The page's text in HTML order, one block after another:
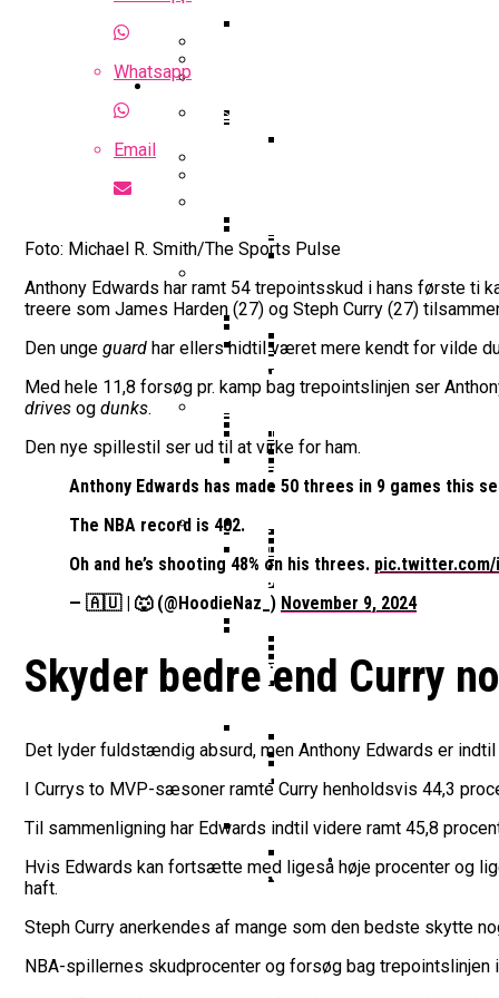
Podcast: Bakken Bears Jagter
Highlights: Finland – Danmark
Gustav Knudsen Efter Sejr Mod
Iffe Lundberg: “Det Er En
Video: August Møller Og Unicaja
College Er Slut: Frida
Bakken Bears-Stjerne
Bakken Bears Sender
Succesfuld Operation:
Dansk Landstræner
FIBA Giver Danmark
Her Er Den Georgiske
Gustav Knudsen Og
Bakkens Supertalent
Vildt Comeback Og
Bakken Bears Skuffer
Bakken Bears Åbner
Champions League
Noah Nørgaard Og
EuroCup
Danske Tobias
Danske Tobias
Interview Med Allan Foss:
Emilie Hesseldal Stopper
Torsdag Jagter Noah
Wembanyamas EM-
Danmarks
FIBA World Cup
Interview Med Allan
VM 2023 All-Second
Tyskland Er
Canada Vinder VM-
Olympiske Lege
To Tidligere
Breaking: Team USA
Basketball-OL 2024:
Øvrig dansk basket
Ungdomspokalfinalerne:
Ekstra Bladet Har Købt
BørneBasketFonden
Fra Drøm Til Virkelighed:
Medlemstal I Dansk
Klumme
Morten Stig
Guides
Basketball odds
Whatsapp
Email
Foto: Michael R. Smith/The Sports Pulse
Anthony Edwards har ramt 54 trepointsskud i hans første ti
treere som James Harden (27) og Steph Curry (27)
Den unge guard har ellers hidtil været mere kendt for vilde
Med hele 11,8 forsøg pr. kamp bag trepointslinjen ser
drives og dunks.
Den nye spillestil ser ud til at virke for ham.
Anthony Edwards has made 50 threes in 9 games this
The NBA record is 402.
Oh and he’s shooting 48% on his threes. pic.twitter.com/
— 🇦🇺 | 🐺 (@HoodieNaz_) November 9, 2024
Skyder bedre end Curry
Det lyder fuldstændig absurd, men Anthony Edwards er
I Currys to MVP-sæsoner ramte Curry henholdsvis 44,3
Til sammenligning har Edwards indtil videre ramt 45,8
Hvis Edwards kan fortsætte med ligeså høje procenter og
haft.
Steph Curry anerkendes af mange som den bedste skytte
NBA-spillernes skudprocenter og forsøg bag trepointslinjen